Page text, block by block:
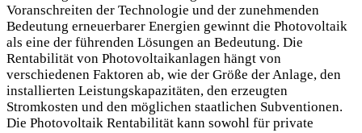
Voranschreiten der Technologie und der zunehmenden
Bedeutung erneuerbarer Energien gewinnt die Photovoltaik
als eine der führenden Lösungen an Bedeutung. Die
Rentabilität von Photovoltaikanlagen hängt von
verschiedenen Faktoren ab, wie der Größe der Anlage, den
installierten Leistungskapazitäten, den erzeugten
Stromkosten und den möglichen staatlichen Subventionen.
Die Photovoltaik Rentabilität kann sowohl für private